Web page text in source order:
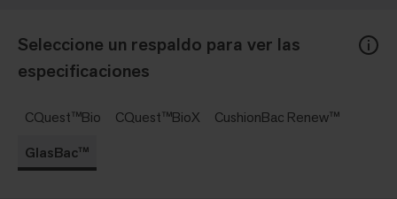
Seleccione un respaldo para ver las
especificaciones
CQuest™Bio CQuest™BioX
CushionBac Renew™
GlasBac™